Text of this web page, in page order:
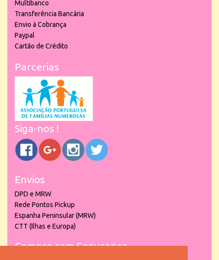
Multibanco
Transferência Bancária
Envio à Cobrança
Paypal
Cartão de Crédito
Parcerias
Siga-nos !
Envios
DPD e MRW
Rede Pontos Pickup
Espanha Peninsular (MRW)
CTT (Ilhas e Europa)
Compre com Segurança